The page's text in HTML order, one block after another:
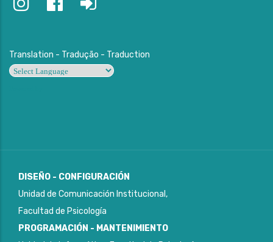
Translation - Tradução - Traduction
DISEÑO - CONFIGURACIÓN
Unidad de Comunicación Institucional,
Facultad de Psicología
PROGRAMACIÓN - MANTENIMIENTO